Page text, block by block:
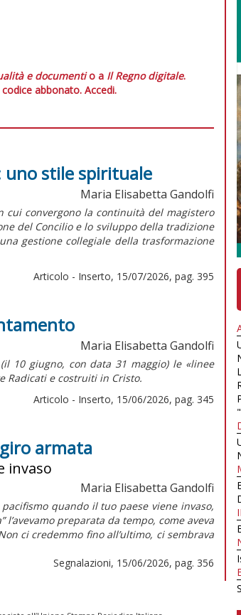
e documentio a Il Regno digitale.
abbonato. Accedi.
uno stile spirituale
Maria Elisabetta Gandolfi
cui convergono la continuità del magistero
del Concilio e lo sviluppo della tradizione
gestione collegiale della trasformazione
Articolo - Inserto, 15/07/2026, pag. 395
Maria Elisabetta Gandolfi
10 giugno, con data 31 maggio) le «linee
Radicati e costruiti in Cristo.
Articolo - Inserto, 15/06/2026, pag. 345
armata
invaso
Maria Elisabetta Gandolfi
quando il tuo paese viene invaso,
l’avevamo preparata da tempo, come aveva
ci credemmo fino all’ultimo, ci sembrava
Segnalazioni, 15/06/2026, pag. 356